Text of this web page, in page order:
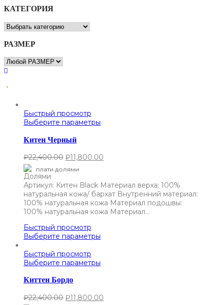
КАТЕГОРИЯ
РАЗМЕР
Быстрый просмотр
Выберите параметры
Китен Черный
₽22,400.00 ₽11,800.00
плати долями
Артикул: Китен Black Материал верха: 100%
натуральная кожа/ бархат Внутренний материал:
100% натуральная кожа Материал подошвы:
100% натуральная кожа Материал…
Быстрый просмотр
Выберите параметры
Быстрый просмотр
Выберите параметры
Киттен Бордо
₽22,400.00 ₽11,800.00